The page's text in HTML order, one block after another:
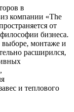
в
компании «The
от
бизнеса.
выборе, монтаже и
расширился,
и теплового